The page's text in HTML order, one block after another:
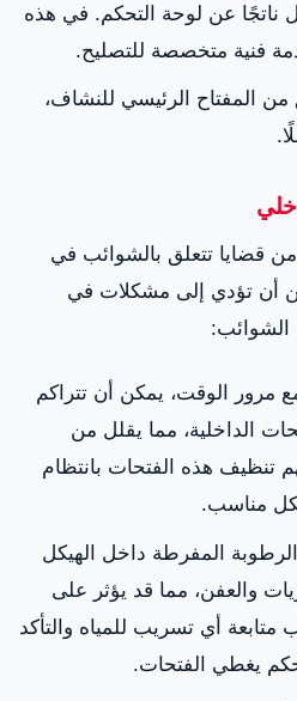
ناتجًا عن لوحة التحكم. في هذه
فنية متخصصة للتصليح.
المفتاح الرئيسي للنشاف،
قضايا تتعلق بالشوائب في
أن تؤدي إلى مشكلات في
الشوائب:
مرور الوقت، يمكن أن تتراكم
الداخلية، مما يقلل من
تنظيف هذه الفتحات بانتظام
مناسب.
المفرطة داخل الهيكل
والعفن، مما قد يؤثر على
متابعة أي تسريب للمياه والتأكد
يغطي الفتحات.